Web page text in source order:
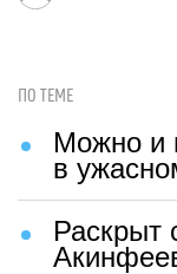
ПО ТЕМЕ
Можно и
в
Раскрыт